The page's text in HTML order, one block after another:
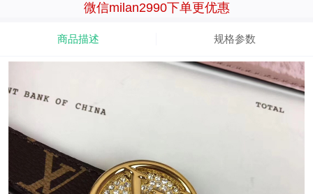
微信milan2990下单更优惠
商品描述 规格参数